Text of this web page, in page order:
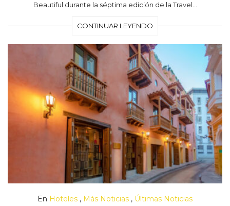
Beautiful durante la séptima edición de la Travel…
CONTINUAR LEYENDO
En Hoteles , Más Noticias , Últimas Noticias